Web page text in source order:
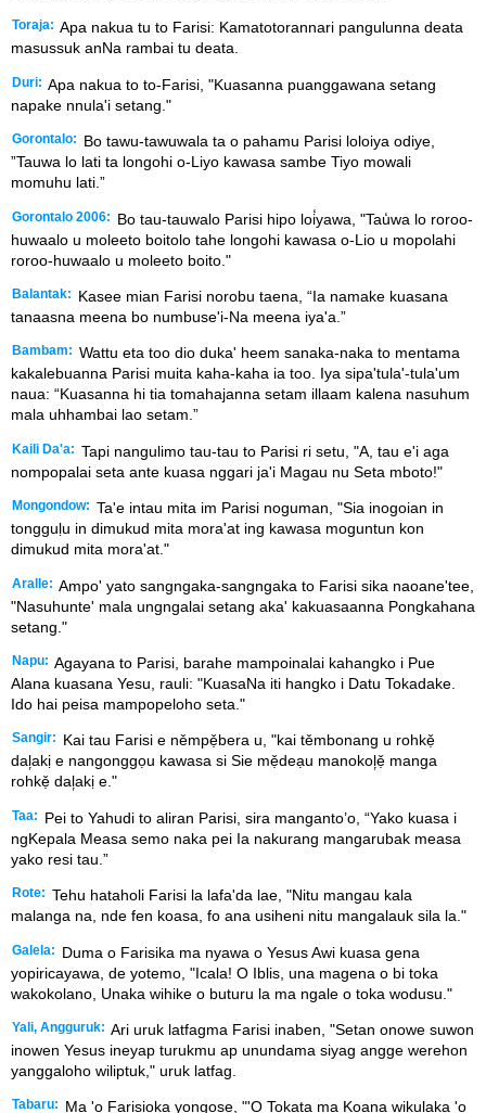
Toraja: Apa nakua tu to Farisi: Kamatotorannari pangulunna deata
masussuk anNa rambai tu deata.
Duri: Apa nakua to to-Farisi, "Kuasanna puanggawana setang
napake nnula'i setang."
Gorontalo:
Bo tawu-tawuwala ta o pahamu Parisi loloiya odiye,
”Tauwa lo lati ta longohi o-Liyo kawasa sambe Tiyo mowali
momuhu lati.”
Gorontalo 2006:
Bo tau-tauwalo Parisi hipo loi̒yawa, "Tau̒wa lo roroo-
huwaalo u moleeto boitolo tahe longohi kawasa o-Lio u mopolahi
roroo-huwaalo u moleeto boito."
Balantak:
Kasee mian Farisi norobu taena, “Ia namake kuasana
tanaasna meena bo numbuse'i-Na meena iya'a.”
Bambam: Wattu eta too dio duka' heem sanaka-naka to mentama
kakalebuanna Parisi muita kaha-kaha ia too. Iya sipa'tula'-tula'um
naua: “Kuasanna hi tia tomahajanna setam illaam kalena nasuhum
mala uhhambai lao setam.”
Kaili Da'a: Tapi nangulimo tau-tau to Parisi ri setu, "A, tau e'i aga
nompopalai seta ante kuasa nggari ja'i Magau nu Seta mboto!"
Mongondow: Ta'e intau mita im Parisi noguman, "Sia inogoian in
tongguḷu in dimukud mita mora'at ing kawasa moguntun kon
dimukud mita mora'at."
Aralle: Ampo' yato sangngaka-sangngaka to Farisi sika naoane'tee,
"Nasuhunte' mala ungngalai setang aka' kakuasaanna Pongkahana
setang."
Napu: Agayana to Parisi, barahe mampoinalai kahangko i Pue
Alana kuasana Yesu, rauli: "KuasaNa iti hangko i Datu Tokadake.
Ido hai peisa mampopeloho seta."
Sangir:
Kai tau Farisi e němpẹ̌bera u, "kai těmbonang u rohkẹ̌
dal᷊akị e nangonggọu kawasa si Sie mẹ̌deạu manokol᷊ẹ̌ manga
rohkẹ̌ dal᷊akị e."
Taa:
Pei to Yahudi to aliran Parisi, sira manganto’o, “Yako kuasa i
ngKepala Measa semo naka pei Ia nakurang mangarubak measa
yako resi tau.”
Rote: Tehu hataholi Farisi la lafa'da lae, "Nitu mangau kala
malanga na, nde fen koasa, fo ana usiheni nitu mangalauk sila la."
Galela:
Duma o Farisika ma nyawa o Yesus Awi kuasa gena
yopiricayawa, de yotemo, "Icala! O Iblis, una magena o bi toka
wakokolano, Unaka wihike o buturu la ma ngale o toka wodusu."
Yali, Angguruk: Ari uruk latfagma Farisi inaben, "Setan onowe suwon
inowen Yesus ineyap turukmu ap unundama siyag angge werehon
yanggaloho wiliptuk," uruk latfag.
Tabaru:
Ma 'o Farisioka yongose, "'O Tokata ma Koana wikulaka 'o